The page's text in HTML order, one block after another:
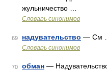
жульничество …
Словарь синонимов
69 надувательство — См …
Словарь синонимов
70 обман —